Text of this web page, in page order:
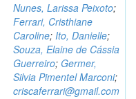
Nunes, Larissa Peixoto;
Ferrari, Cristhiane
Caroline; Ito, Danielle;
Souza, Elaine de Cássia
Guerreiro; Germer,
Silvia Pimentel Marconi;
criscaferrari@gmail.com